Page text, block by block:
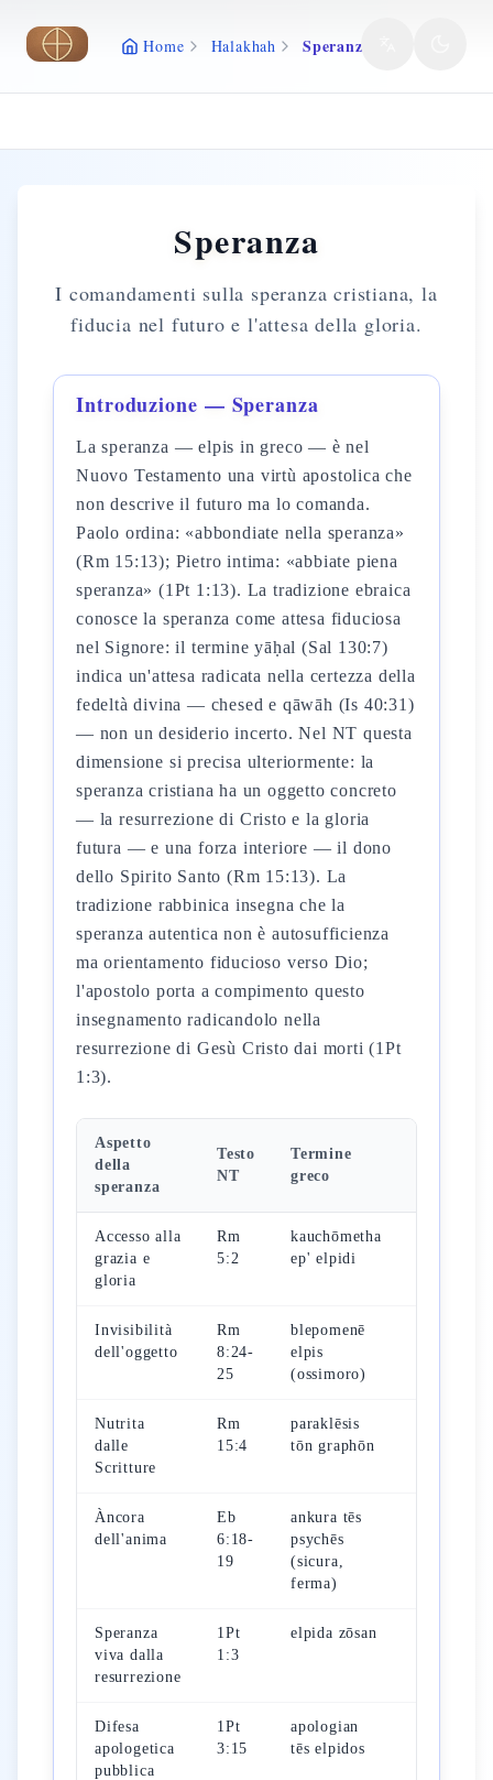
Vai al contenuto principale
Home Halakhah Speranza
Speranza
I comandamenti sulla speranza cristiana, la
fiducia nel futuro e l'attesa della gloria.
Introduzione — Speranza
La speranza — elpis in greco — è nel
Nuovo Testamento una virtù apostolica che
non descrive il futuro ma lo comanda.
Paolo ordina: «abbondiate nella speranza»
(Rm 15:13); Pietro intima: «abbiate piena
speranza» (1Pt 1:13). La tradizione ebraica
conosce la speranza come attesa fiduciosa
nel Signore: il termine yāḥal (Sal 130:7)
indica un'attesa radicata nella certezza della
fedeltà divina — chesed e qāwāh (Is 40:31)
— non un desiderio incerto. Nel NT questa
dimensione si precisa ulteriormente: la
speranza cristiana ha un oggetto concreto
— la resurrezione di Cristo e la gloria
futura — e una forza interiore — il dono
dello Spirito Santo (Rm 15:13). La
tradizione rabbinica insegna che la
speranza autentica non è autosufficienza
ma orientamento fiducioso verso Dio;
l'apostolo porta a compimento questo
insegnamento radicandolo nella
resurrezione di Gesù Cristo dai morti (1Pt
1:3).
Aspetto
della
speranza
Testo
NT
Termine
greco
Accesso alla
grazia e
gloria
Rm
5:2
kauchōmetha
ep' elpidi
Invisibilità
dell'oggetto
Rm
8:24-
25
blepomenē
elpis
(ossimoro)
Nutrita
dalle
Scritture
Rm
15:4
paraklēsis
tōn graphōn
Àncora
dell'anima
Eb
6:18-
19
ankura tēs
psychēs
(sicura,
ferma)
Speranza
viva dalla
resurrezione
1Pt
1:3
elpida zōsan
Difesa
apologetica
pubblica
1Pt
3:15
apologian
tēs elpidos